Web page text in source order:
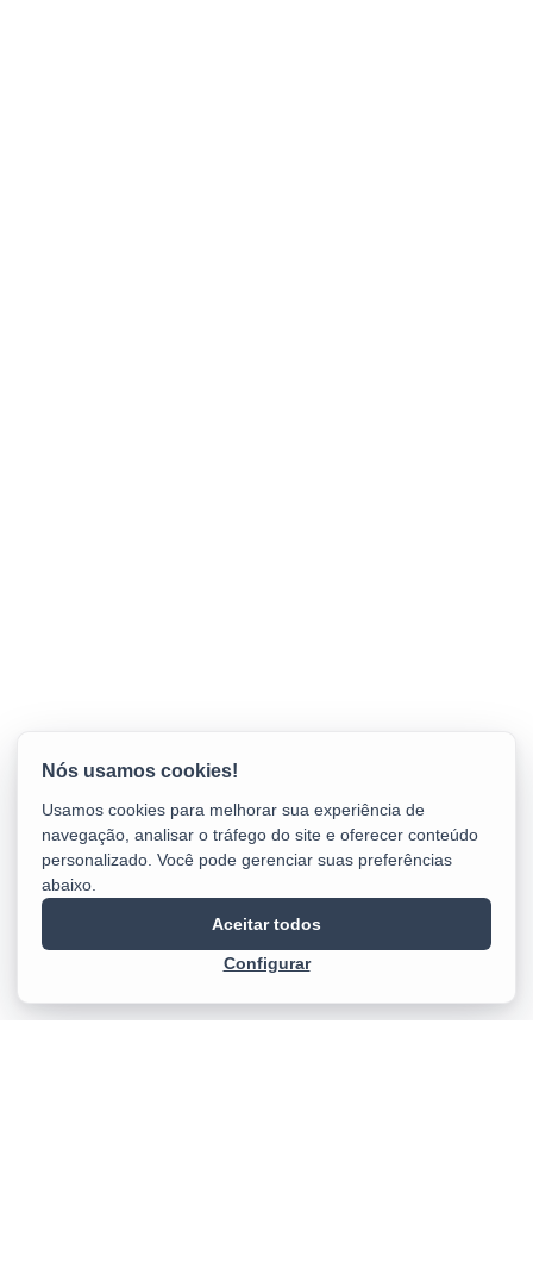
Usamos cookies para melhorar sua experiência de
navegação, analisar o tráfego do site e oferecer conteúdo
personalizado. Você pode gerenciar suas preferências
abaixo.
Configurar
Aceitar todos